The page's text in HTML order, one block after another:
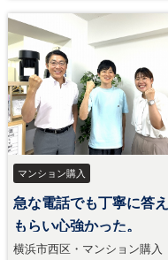
マンション購入
急な電話でも丁寧に答
もらい心強かった。
横浜市西区・マンション購入